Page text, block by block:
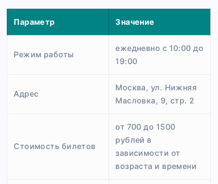
Параметр Значение
Режим работы
ежедневно с 10:00 до
19:00
Адрес
Москва, ул. Нижняя
Масловка, 9, стр. 2
Стоимость билетов
от 700 до 1500
рублей в
зависимости от
возраста и времени